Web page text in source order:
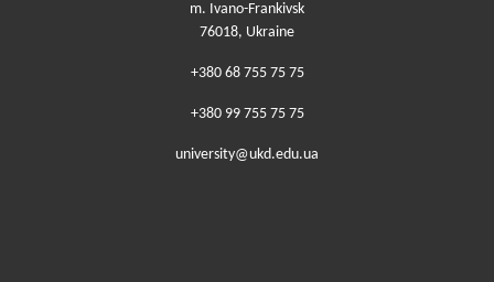
m. Ivano-Frankivsk
76018, Ukraine
+380 68 755 75 75
+380 99 755 75 75
university@ukd.edu.ua